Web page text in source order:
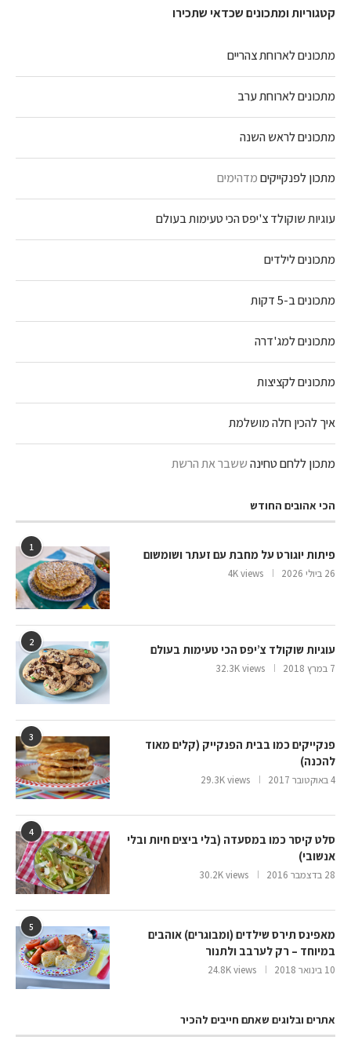
קטגוריות ומתכונים שכדאי שתכירו
מתכונים לארוחת צהריים
מתכונים לארוחת ערב
מתכונים לראש השנה
מתכון לפנקייקיםמדהימים
עוגיות שוקולד צ'יפס הכי טעימות בעולם
מתכונים לילדים
מתכונים ב-5 דקות
מתכונים למג'דרה
מתכונים לקציצות
איך להכין חלה מושלמת
מתכון ללחם טחינהששבר את הרשת
הכי אהובים החודש
1
פיתות יוגורט על מחבת עם זעתר ושומשום
26 ביולי 2026 4K views
2
עוגיות שוקולד צ’יפס הכי טעימות בעולם
7 במרץ 2018 32.3K views
3
פנקייקים כמו בבית הפנקייק (קלים מאוד
להכנה)
4 באוקטובר 2017 29.3K views
4
סלט קיסר כמו במסעדה (בלי ביצים חיות ובלי
אנשובי)
28 בדצמבר 2016 30.2K views
5
מאפינס תירס שילדים (ומבוגרים) אוהבים
במיוחד – רק לערבב ולתנור
10 בינואר 2018 24.8K views
אתרים ובלוגים שאתם חייבים להכיר